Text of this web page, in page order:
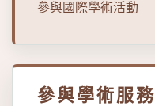
參與國際學術活動
參與學術服務